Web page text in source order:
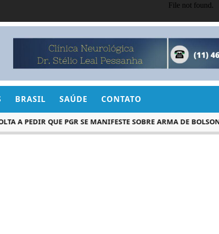
BRASIL SAÚDE CONTATO
PEDIR QUE PGR SE MANIFESTE SOBRE ARMA DE BOLSONARO